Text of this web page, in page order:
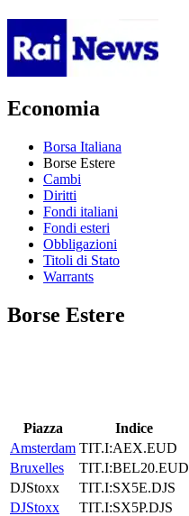
Economia
Borsa Italiana
Borse Estere
Cambi
Diritti
Fondi italiani
Fondi esteri
Obbligazioni
Titoli di Stato
Warrants
Borse Estere
Piazza Indice
Amsterdam TIT.I:AEX.EUD
Bruxelles
TIT.I:BEL20.EUD
DJStoxx
TIT.I:SX5E.DJS
DJStoxx
TIT.I:SX5P.DJS